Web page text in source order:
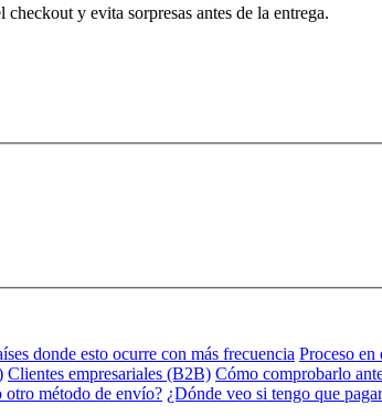
y evita sorpresas antes de la entrega.
donde esto ocurre con más frecuencia Proceso en
Clientes empresariales (B2B) Cómo comprobarlo
otro método de envío? ¿Dónde veo si tengo que